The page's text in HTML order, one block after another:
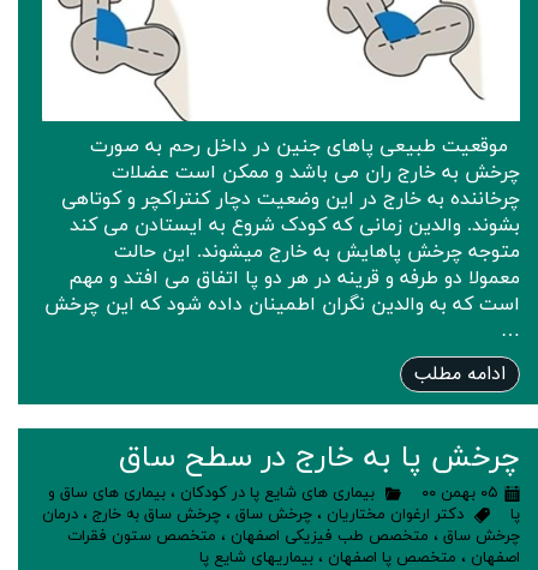
موقعیت طبیعی پاهای جنین در داخل رحم به صورت
چرخش به خارج ران می باشد و ممکن است عضلات
چرخاننده به خارج در این وضعیت دچار کنتراکچر و کوتاهی
بشوند. والدین زمانی که کودک شروع به ایستادن می کند
متوجه چرخش پاهایش به خارج میشوند. این حالت
معمولا دو طرفه و قرینه در هر دو پا اتفاق می افتد و مهم
است که به والدین نگران اطمینان داده شود که این چرخش
…
ادامه مطلب
چرخش پا به خارج در سطح ساق
۰۵ بهمن ۰۰ بیماری های شایع پا در کودکان ، بیماری های ساق و
پا
دکتر ارغوان مختاریان ، چرخش ساق ، چرخش ساق به خارج ، درمان
چرخش ساق ، متخصص طب فیزیکی اصفهان ، متخصص ستون فقرات
اصفهان ، متخصص پا اصفهان ، بیماریهای شایع پا